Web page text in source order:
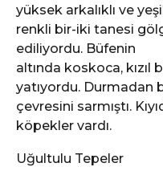
yüksek arkalıklı ve
renkli bir-iki tanesi
ediliyordu. Büfenin
altında koskoca, kızıl
yatıyordu. Durmadan
çevresini sarmıştı.
köpekler vardı.
Uğultulu Tepeler